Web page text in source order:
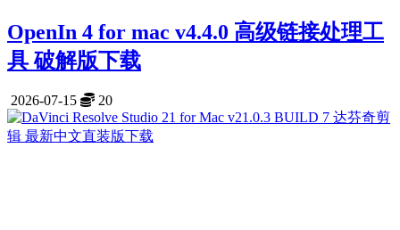
OpenIn 4 for mac v4.4.0 高级链接处理工
具 破解版下载
2026-07-15 20